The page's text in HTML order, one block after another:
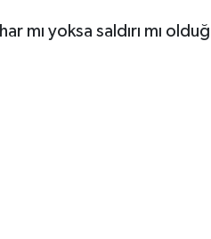
mı yoksa saldırı mı